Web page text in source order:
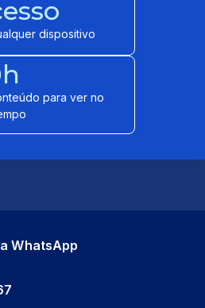
dispositivo
para ver no
WhatsApp